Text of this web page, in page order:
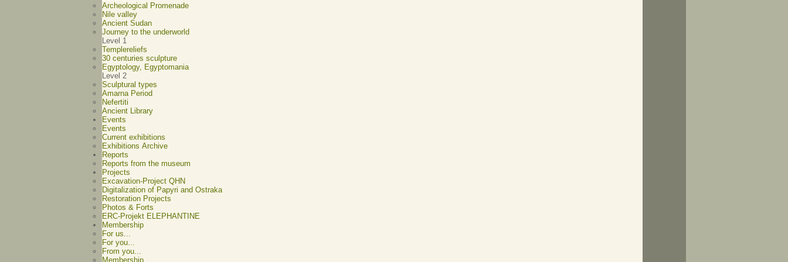
Archeological Promenade
Nile valley
Ancient Sudan
Journey to the underworld
Level 1
Templereliefs
30 centuries sculpture
Egyptology, Egyptomania
Level 2
Sculptural types
Amarna Period
Nefertiti
Ancient Library
Events
Events
Current exhibitions
Exhibitions Archive
Reports
Reports from the museum
Projects
Excavation-Project QHN
Digitalization of Papyri and Ostraka
Restoration Projects
Photos & Forts
ERC-Projekt ELEPHANTINE
Membership
For us...
For you...
From you...
Membership